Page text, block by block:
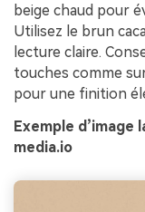
beige chaud pour
Utilisez le brun
lecture claire.
touches comme
pour une finition
Exemple
media.io